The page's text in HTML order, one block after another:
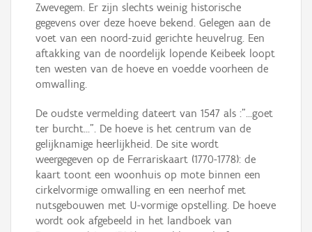
Zwevegem. Er zijn slechts weinig historische
gegevens over deze hoeve bekend. Gelegen aan de
voet van een noord-zuid gerichte heuvelrug. Een
aftakking van de noordelijk lopende Keibeek loopt
ten westen van de hoeve en voedde voorheen de
omwalling.
De oudste vermelding dateert van 1547 als :"...goet
ter burcht...". De hoeve is het centrum van de
gelijknamige heerlijkheid. De site wordt
weergegeven op de Ferrariskaart (1770-1778): de
kaart toont een woonhuis op mote binnen een
cirkelvormige omwalling en een neerhof met
nutsgebouwen met U-vormige opstelling. De hoeve
wordt ook afgebeeld in het landboek van